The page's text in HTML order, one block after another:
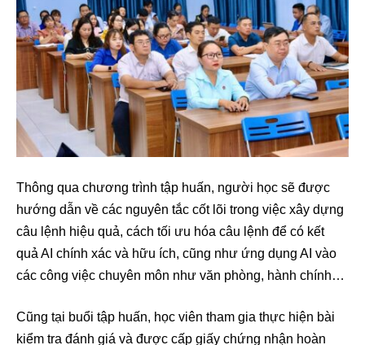
Thông qua chương trình tập huấn, người học sẽ được
hướng dẫn về các nguyên tắc cốt lõi trong việc xây dựng
câu lệnh hiệu quả, cách tối ưu hóa câu lệnh để có kết
quả AI chính xác và hữu ích, cũng như ứng dụng AI vào
các công việc chuyên môn như văn phòng, hành chính…
Cũng tại buổi tập huấn, học viên tham gia thực hiện bài
kiểm tra đánh giá và được cấp giấy chứng nhận hoàn